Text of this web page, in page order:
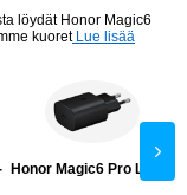
löydät Honor Magic6
kuoretLue lisää
Honor Magic6 Pro Laturi